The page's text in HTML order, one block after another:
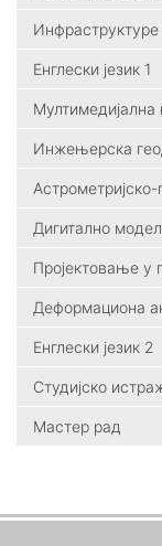
Инфраструктуре
Енглески језик 1
Мултимедијална
Инжењерска
Дигитално
Пројектовање у
Деформациона
Енглески језик 2
Студијско
Мастер рад